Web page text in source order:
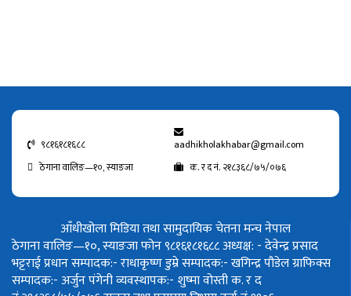
९८१६१८१६८८
aadhikholakhabar@gmail.com
ठेगाना वालिङ—१०, स्याङजा
क. र द नं. २१८३६८/७५/०७६
आँधीखोला मिडिया तथा सामुदायिक चेतना मन्च नेपाल
ठेगाना वालिङ—१०, स्याङजा फोन ९८१६१८१६८८अध्यक्ष: - देवेन्द्र प्रसाद
भट्टराईप्रधान सम्पादक:- राधाकृष्ण डुम्रेसम्पादक:- खगिन्द्र पौडेलग्राफिक्स
सम्पादक:- अर्जुन पंगेनीव्यवस्थापक:- शुष्मा वोस्तीक. र द